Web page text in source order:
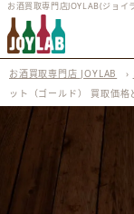
お酒買取専門店JOYLAB(ジョイ
お酒買取専門店 JOYLAB ›
ット（ゴールド） 買取価格